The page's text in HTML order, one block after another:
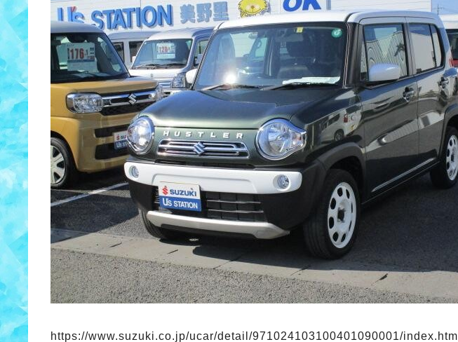
https://www.suzuki.co.jp/ucar/detail/971024103100401090001/index.html